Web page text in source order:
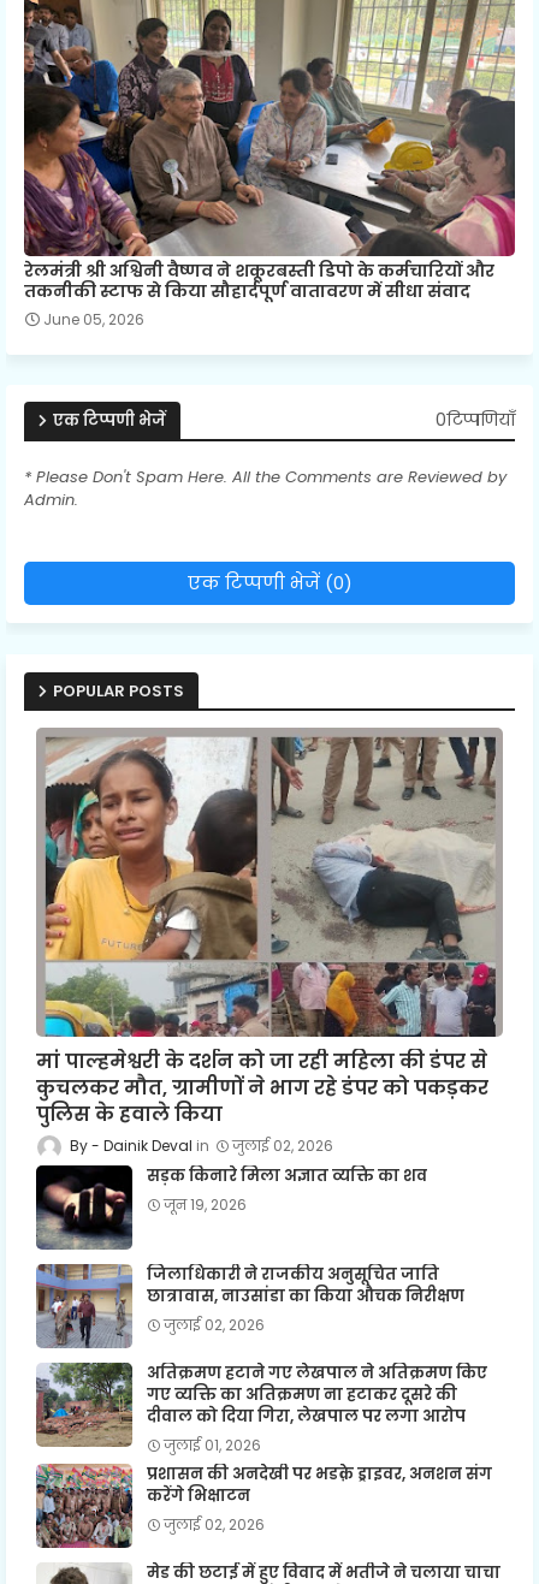
रेलमंत्री श्री अश्विनी वैष्णव ने शकूरबस्ती डिपो के कर्मचारियों और
तकनीकी स्टाफ से किया सौहार्दपूर्ण वातावरण में सीधा संवाद
June 05, 2026
एक टिप्पणी भेजें 0टिप्पणियाँ
* Please Don't Spam Here. All the Comments are Reviewed by
Admin.
एक टिप्पणी भेजें (0)
POPULAR POSTS
मां पाल्हमेश्वरी के दर्शन को जा रही महिला की डंपर से
कुचलकर मौत, ग्रामीणों ने भाग रहे डंपर को पकड़कर
पुलिस के हवाले किया
Dainik Deval जुलाई 02, 2026
सड़क किनारे मिला अज्ञात व्यक्ति का शव
जून 19, 2026
जिलाधिकारी ने राजकीय अनुसूचित जाति
छात्रावास, नाउसांडा का किया औचक निरीक्षण
जुलाई 02, 2026
अतिक्रमण हटाने गए लेखपाल ने अतिक्रमण किए
गए व्यक्ति का अतिक्रमण ना हटाकर दूसरे की
दीवाल को दिया गिरा, लेखपाल पर लगा आरोप
जुलाई 01, 2026
प्रशासन की अनदेखी पर भडक़े ड्राइवर, अनशन संग
करेंगे भिक्षाटन
जुलाई 02, 2026
मेड की छटाई में हुए विवाद में भतीजे ने चलाया चाचा